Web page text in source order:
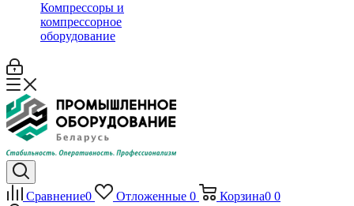
Компрессоры и
компрессорное
оборудование
Сравнение0 Отложенные 0 Корзина0 0